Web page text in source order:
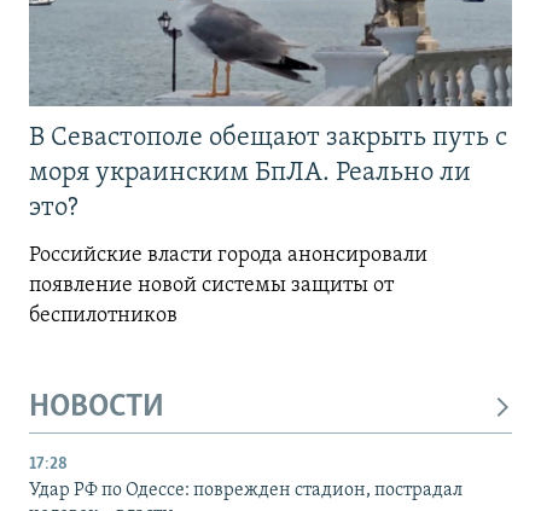
В Севастополе обещают закрыть путь с
моря украинским БпЛА. Реально ли
это?
Российские власти города анонсировали
появление новой системы защиты от
беспилотников
НОВОСТИ
17:28
Удар РФ по Одессе: поврежден стадион, пострадал